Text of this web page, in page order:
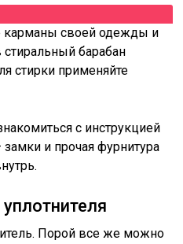
карманы своей одежды и
стиральный барабан
стирки применяйте
с инструкцией
и прочая фурнитура
Порой все же можно